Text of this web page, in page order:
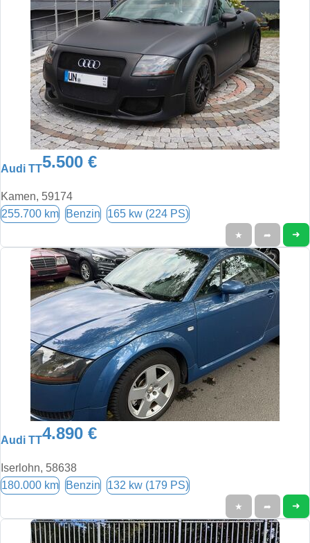
Audi TT5.500 €
Kamen, 59174
255.700 km Benzin 165 kw (224 PS)
★ ➦ ➜
Audi TT4.890 €
Iserlohn, 58638
180.000 km Benzin 132 kw (179 PS)
★ ➦ ➜